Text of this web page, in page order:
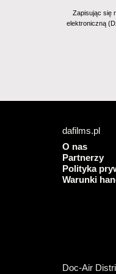
Zapisując się
elektroniczną
dafilms.pl
O nas
Partnerzy
Polityka
Warunki
Doc-Air